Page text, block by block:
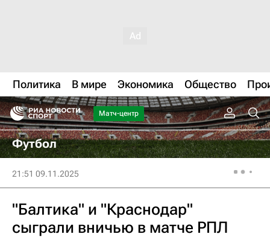
Политика В мире Экономика Общество
Матч-центр
Футбол
21:51 09.11.2025
"Балтика" и "Краснодар"
сыграли вничью в матче РПЛ